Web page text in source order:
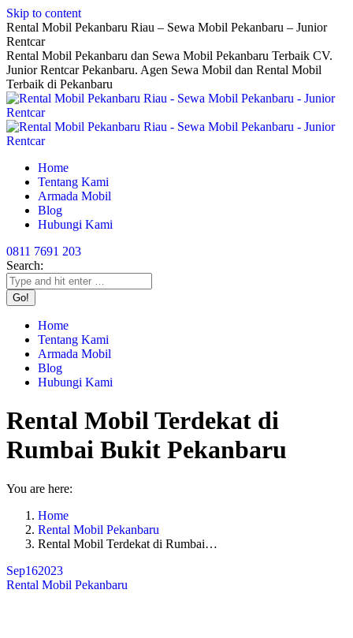
Skip to content
Rental Mobil Pekanbaru Riau – Sewa Mobil Pekanbaru – Junior
Rentcar
Rental Mobil Pekanbaru dan Sewa Mobil Pekanbaru Terbaik CV.
Junior Rentcar Pekanbaru. Agen Sewa Mobil dan Rental Mobil
Terbaik di Pekanbaru
Home
Tentang Kami
Armada Mobil
Blog
Hubungi Kami
0811 7691 203
Search:
Home
Tentang Kami
Armada Mobil
Blog
Hubungi Kami
Rental Mobil Terdekat di
Rumbai Bukit Pekanbaru
You are here:
Home
Rental Mobil Pekanbaru
Rental Mobil Terdekat di Rumbai…
Sep162023
Rental Mobil Pekanbaru